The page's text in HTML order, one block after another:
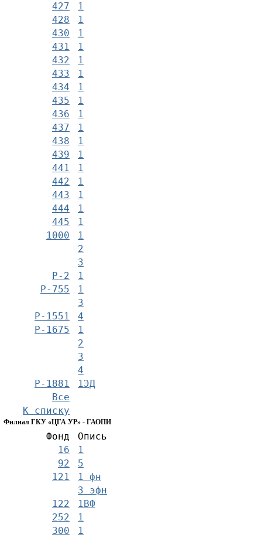
427
1
428
1
430
1
431
1
432
1
433
1
434
1
435
1
436
1
437
1
438
1
439
1
441
1
442
1
443
1
444
1
445
1
1000
1
2
3
Р-2
1
Р-755
1
3
Р-1551
4
Р-1675
1
2
3
4
Р-1881
1ЭД
Все
К списку
Филиал ГКУ «ЦГА УР» - ГАОПИ
Фонд
Опись
16
1
92
5
121
1 фн
3 эфн
122
1ВФ
252
1
300
1